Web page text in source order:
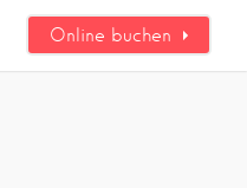
Online buchen